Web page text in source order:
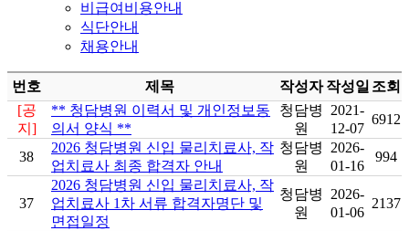
비급여비용안내
식단안내
채용안내
번호 제목 작성자 작성일 조회
[공
지]
** 청담병원 이력서 및 개인정보동
의서 양식 **
청담병
원
2021-
12-07
6912
38
2026 청담병원 신입 물리치료사, 작
업치료사 최종 합격자 안내
청담병
원
2026-
01-16
994
37
2026 청담병원 신입 물리치료사, 작
업치료사 1차 서류 합격자명단 및
면접일정
청담병
원
2026-
01-06
2137